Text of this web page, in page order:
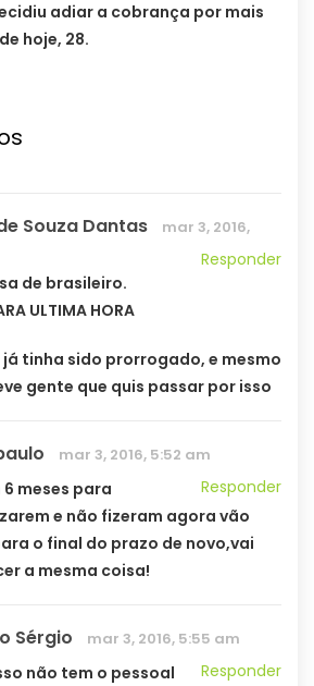
adiar a cobrança por mais
hoje, 28.
Souza Dantas
mar 3, 2016,
Responder
de brasileiro.
ULTIMA HORA
já tinha sido prorrogado, e mesmo
gente que quis passar por isso
mar 3, 2016, 5:52 am
Responder
meses para
e não fizeram agora vão
o final do prazo de novo,vai
a mesma coisa!
Sérgio mar 3, 2016, 5:55 am
Responder
não tem o pessoal